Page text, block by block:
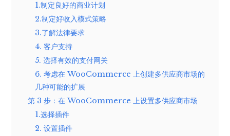
1.制定良好的商业计划
2.制定好收入模式策略
3.了解法律要求
4. 客户支持
5. 选择有效的支付网关
6. 考虑在 WooCommerce 上创建多供应商市场的
几种可能的扩展
第 3 步：在 WooCommerce 上设置多供应商市场
1.选择插件
2. 设置插件